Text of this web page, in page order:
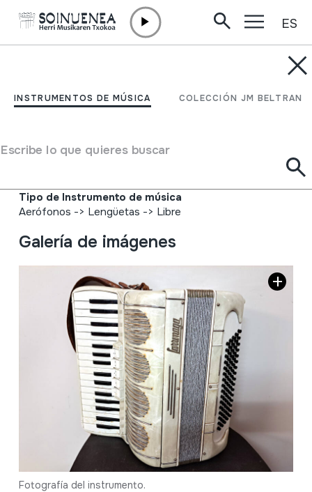
INSTRUMENTOS DE MÚSICA COLECCIÓN JM BELTRAN
Escribe lo que quieres buscar
ES
AKORDEOIA; PIANOZKO
SOINU-HANDIA
Tipo de Instrumento de música
Aerófonos -> Lengüetas -> Libre
Galería de imágenes
Fotografía del instrumento.